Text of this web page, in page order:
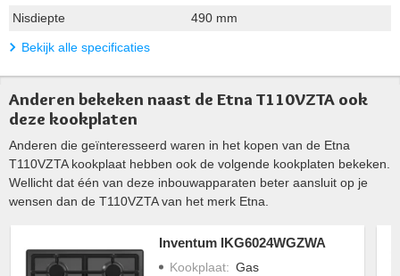
Nisdiepte
490 mm
Bekijk alle specificaties
Anderen bekeken naast de Etna T110VZTA ook
deze kookplaten
Anderen die geïnteresseerd waren in het kopen van de Etna
T110VZTA kookplaat hebben ook de volgende kookplaten bekeken.
Wellicht dat één van deze inbouwapparaten beter aansluit op je
wensen dan de T110VZTA van het merk Etna.
Inventum IKG6024WGZWA
Kookplaat: Gas